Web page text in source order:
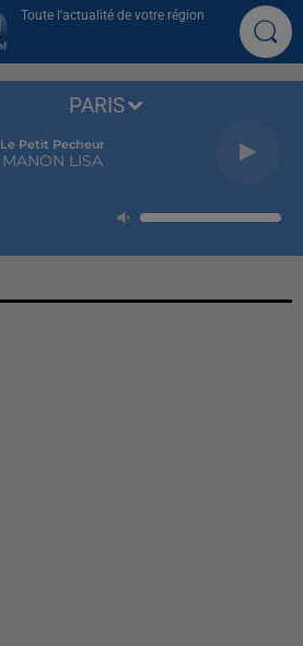
Toute l'actualité de votre région
Le Petit Pecheur
MANON LISA
PARIS